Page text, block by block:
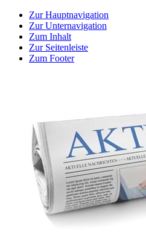
Zur Hauptnavigation
Zur Unternavigation
Zum Inhalt
Zur Seitenleiste
Zum Footer